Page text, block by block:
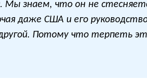
Мы знаем, что он не
даже США и его
Потому что терпеть